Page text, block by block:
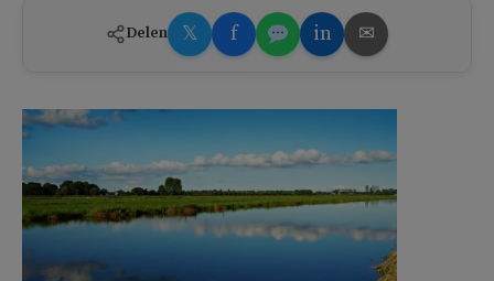
Delen 𝕏 f in ✉